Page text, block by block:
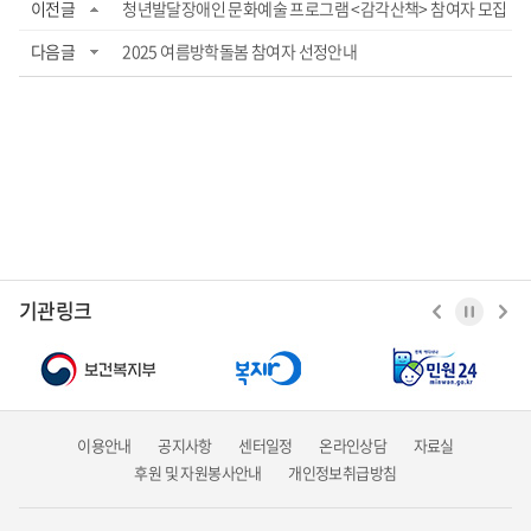
이전글
청년발달장애인 문화예술 프로그램 <감각산책> 참여자 모집
다음글
2025 여름방학돌봄 참여자 선정안내
기관링크
이용안내 공지사항 센터일정 온라인상담
자료실
후원 및 자원봉사안내
개인정보취급방침